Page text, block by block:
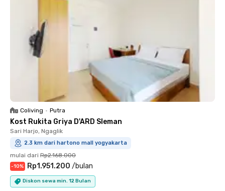
Coliving • Putra
Kost Rukita Griya D'ARD Sleman
Sari Harjo, Ngaglik
2.3 km dari hartono mall yogyakarta
mulai dari Rp2.168.000
-10% Rp1.951.200 /bulan
Diskon sewa min. 12 Bulan